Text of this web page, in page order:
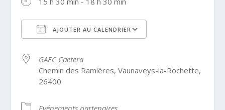
AJOUTER AU CALENDRIER
GAEC Caetera
Chemin des Ramières, Vaunaveys-la-Rochette,
26400
Evénements partenaires